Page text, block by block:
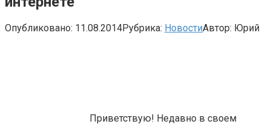
Опубликовано: 11.08.2014Рубрика: НовостиАвтор: Юрий
Приветствую! Недавно в своем